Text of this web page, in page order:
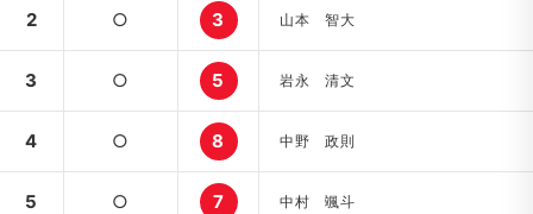
2 ○ 3 山本 智大
3 ○ 5 岩永 清文
4 ○ 8 中野 政則
5 ○ 7 中村 颯斗